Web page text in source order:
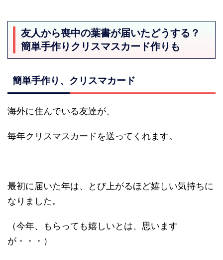
友人から喪中の葉書が届いたどうする？
簡単手作りクリスマスカード作りも
簡単手作り、クリスマカード
海外に住んでいる友達が、
毎年クリスマスカードを送ってくれます。
最初に届いた年は、とび上がるほど嬉しい気持ちに
なりました。
（今年、もらっても嬉しいとは、思います
が・・・）